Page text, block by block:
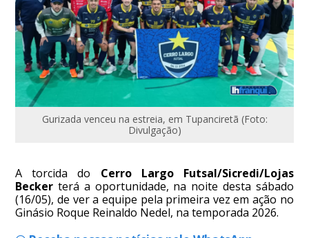
Gurizada venceu na estreia, em Tupanciretã (Foto:
Divulgação)
A torcida do Cerro Largo Futsal/Sicredi/Lojas
Becker terá a oportunidade, na noite desta sábado
(16/05), de ver a equipe pela primeira vez em ação no
Ginásio Roque Reinaldo Nedel, na temporada 2026.